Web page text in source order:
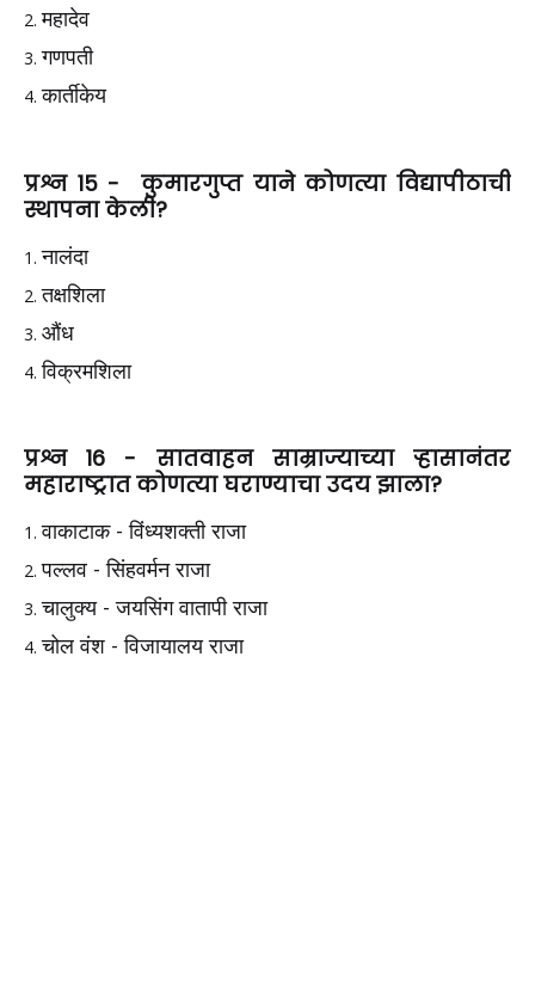
महादेव
गणपती
कार्तीकेय
प्रश्न 15 - कुमारगुप्त याने कोणत्या विद्यापीठाची
स्थापना केली?
नालंदा
तक्षशिला
औंध
विक्रमशिला
प्रश्न 16 - सातवाहन साम्राज्याच्या ऱ्हासानंतर
महाराष्ट्रात कोणत्या घराण्याचा उदय झाला?
वाकाटाक - विंध्यशक्ती राजा
पल्लव - सिंहवर्मन राजा
चालुक्य - जयसिंग वातापी राजा
चोल वंश - विजायालय राजा